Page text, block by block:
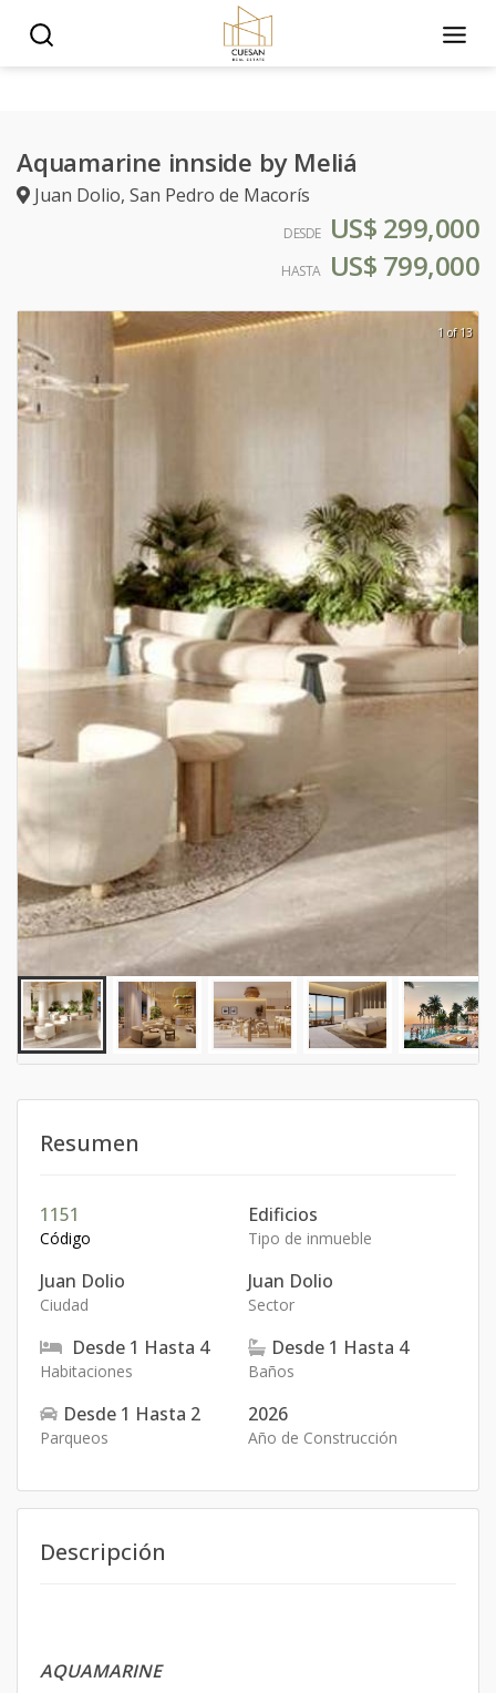
Aquamarine innside by Meliá
Juan Dolio, San Pedro de Macorís
DESDE US$ 299,000
HASTA US$ 799,000
1 of 13
Resumen
1151
Código
Edificios
Tipo de inmueble
Juan Dolio
Ciudad
Juan Dolio
Sector
Desde 1 Hasta 4
Habitaciones
Desde 1 Hasta 4
Baños
Desde 1 Hasta 2
Parqueos
2026
Año de Construcción
Descripción
AQUAMARINE